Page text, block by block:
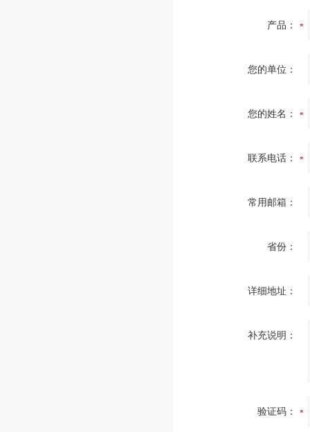
产品：
您的单位：
您的姓名：
联系电话：
常用邮箱：
省份：
详细地址：
补充说明：
验证码：